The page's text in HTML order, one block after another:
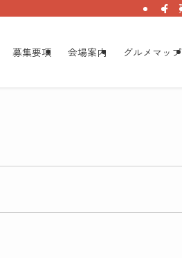
募集要項 会場案内 グルメマップ